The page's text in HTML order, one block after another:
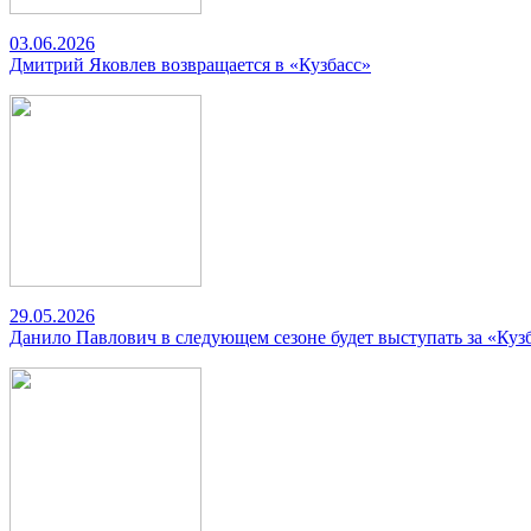
03.06.2026
Дмитрий Яковлев возвращается в «Кузбасс»
29.05.2026
Данило Павлович в следующем сезоне будет выступать за